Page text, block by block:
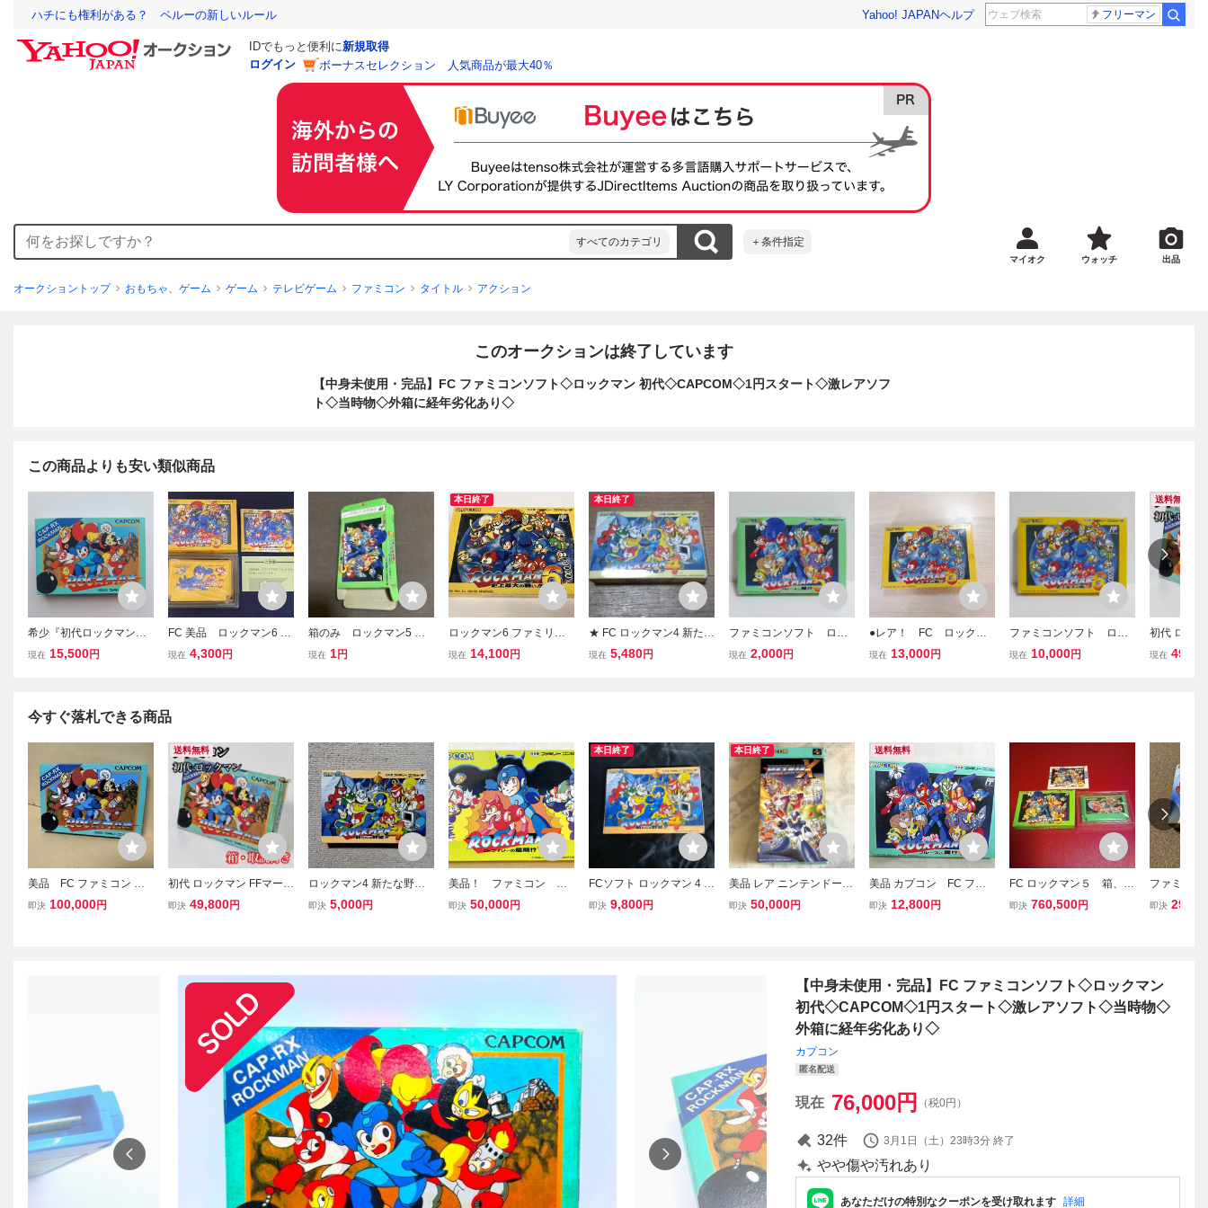
ハチにも権利がある？ ペルーの新しいルール Yahoo! JAPANヘルプ フリーマン
IDでもっと便利に新規取得
ログイン
ボーナスセレクション 人気商品が最大40％
すべてのカテゴリ ＋条件指定
マイオク ウォッチ 出品
オークショントップ おもちゃ、ゲーム ゲーム テレビゲーム ファミコン タイトル アクション
このオークションは終了しています
【中身未使用・完品】FC ファミコンソフト◇ロックマン 初代◇CAPCOM◇1円スタート◇激レアソフ
ト◇当時物◇外箱に経年劣化あり◇
この商品よりも安い類似商品
希少『初代ロックマン』
ROCKMAN 完品ファミ
現在 15,500円
FC 美品 ロックマン6 箱
説付き
現在 4,300円
箱のみ ロックマン5 ブ
ルースの罠 ファミコン C
現在 1円
本日終了
ロックマン6 ファミリー
コンピュータ 外箱 説明書
現在 14,100円
本日終了
★ FC ロックマン4 新たな
る野望 箱・取扱説明書付
現在 5,480円
ファミコンソフト ロッ
クマン５ ブルースの罠!?
現在 2,000円
●レア！ FC ロックマ
ン6 史上最大の戦い!!
現在 13,000円
ファミコンソフト ロッ
クマン６ 史上最大の戦
現在 10,000円
送料無料
初代 ロッ
なし 箱説
現在
今すぐ落札できる商品
美品 FC ファミコン 初
代 ロックマン ROCKMA
即決 100,000円
送料無料
初代 ロックマン FFマーク
なし 箱説付き CAP-RX フ
即決 49,800円
ロックマン4 新たな野望!!
箱 取説付 FC ファミコン
即決 5,000円
美品！ ファミコン ロ
ックマン3 完品
即決 50,000円
本日終了
FCソフト ロックマン 4 新
たなる野望!! 箱 説明書付
即決 9,800円
本日終了
美品 レア ニンテンドー
ファミコン ロックマンX
即決 50,000円
送料無料
美品 カプコン FC ファ
ミコン ロックマン5 ブル
即決 12,800円
FC ロックマン５ 箱、説
明書付き 美品
即決 760,500円
ファミコ
ロックマン
即決
【中身未使用・完品】FC ファミコンソフト◇ロックマン
初代◇CAPCOM◇1円スタート◇激レアソフト◇当時物◇
外箱に経年劣化あり◇
カプコン
匿名配送
現在 76,000円 （税0円）
32件 3月1日（土）23時3分 終了
やや傷や汚れあり
あなただけの特別なクーポンを受け取れます 詳細